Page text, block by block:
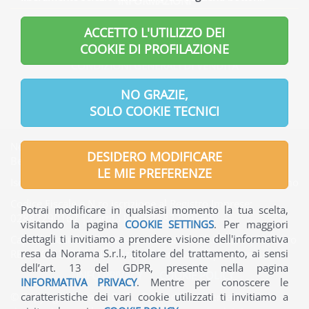
INFORMAZIONI UTILI
CONDIZIONI GENERALI DI VENDITA
INFORMATIVA PRIVACY
Norama S.r.l. | Indirizzo Sede legale: Via Verdi, 7 - 24121
Iscritta presso l'Ufficio del Registro delle Imprese di Bergamo
Codice Fiscale e N.ro iscrizione al Registro Imprese:
02882290162 | Partita IVA: 02882290162
Capitale Sociale interamente versato: € 65.000,00 | Numero
REA: BG-330736 | Indirizzo PEC: norama@pec.ptcert.it
INFO PRIVACY - COOKIE POLICY
© Copyright Norama S.r.l. - Tutti i diritti riservati - La
ACCETTO L'UTILIZZO DEI
COOKIE DI PROFILAZIONE
NO GRAZIE,
SOLO COOKIE TECNICI
DESIDERO MODIFICARE
LE MIE PREFERENZE
Potrai modificare in qualsiasi momento la tua scelta,
visitando la pagina COOKIE SETTINGS. Per maggiori
dettagli ti invitiamo a prendere visione dell'informativa
resa da Norama S.r.l., titolare del trattamento, ai sensi
dell’art. 13 del GDPR, presente nella pagina
INFORMATIVA PRIVACY. Mentre per conoscere le
caratteristiche dei vari cookie utilizzati ti invitiamo a